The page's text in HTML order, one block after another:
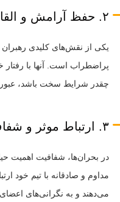
۲. حفظ آرامش و القای امید
یکی از نقش‌های کلیدی
پراضطراب است. آنها با رفتار
چقدر شرایط سخت باشد،
۳. ارتباط موثر و شفاف
در بحران‌ها، شفافیت اهمیت
مداوم و صادقانه با تیم خود
می‌دهند و به نگرانی‌های